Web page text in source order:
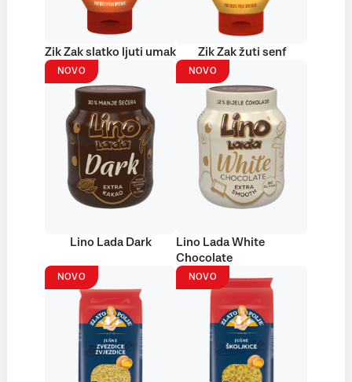
Zik Zak slatko ljuti umak Zik Zak žuti senf
NOVO
Lino Lada Dark
NOVO
Lino Lada White
Chocolate
NOVO NOVO